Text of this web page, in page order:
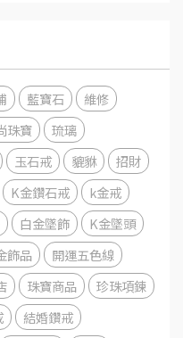
藍寶石
維修
珠寶
琉璃
玉石戒 貔貅
招財
K金鑽石戒
k金戒
白金墜飾
K金墜頭
飾品
開運五色線
珠寶商品
珍珠項鍊
結婚鑽戒